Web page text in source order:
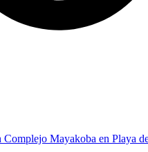
Mayakoba en Playa